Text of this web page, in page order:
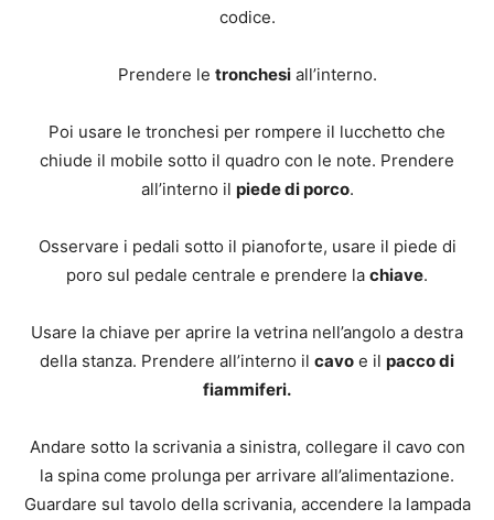
codice.
Prendere le tronchesiall’interno.
Poi usare le tronchesi per rompere il lucchetto che
chiude il mobile sotto il quadro con le note. Prendere
all’interno il piede di porco.
Osservare i pedali sotto il pianoforte, usare il piede di
poro sul pedale centrale e prendere la chiave.
Usare la chiave per aprire la vetrina nell’angolo a destra
della stanza. Prendere all’interno il cavo e il pacco di
fiammiferi.
Andare sotto la scrivania a sinistra, collegare il cavo con
la spina come prolunga per arrivare all’alimentazione.
Guardare sul tavolo della scrivania, accendere la lampada